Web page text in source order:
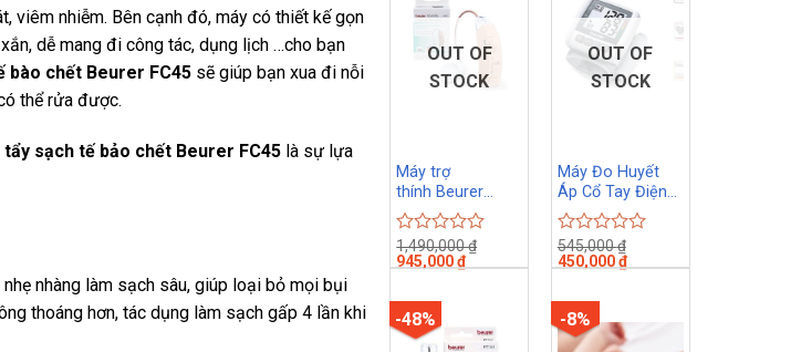
viêm nhiễm. Bên cạnh đó, máy có thiết kế gọn
dễ mang đi công tác, dụng lịch …cho bạn
bào chết Beurer FC45sẽ giúp bạn xua đi nỗi
thể rửa được.
sạch tế bảo chết Beurer FC45là sự lựa
nhàng làm sạch sâu, giúp loại bỏ mọi bụi
thoáng hơn, tác dụng làm sạch gấp 4 lần khi
OUT OF
STOCK
Máy trợ
thính Beurer
HA50
Rated
0
of
5
1,490,000₫
945,000₫
OUT OF
STOCK
Máy Đo Huyết
Áp Cổ Tay Điện
Tử BEURER BC30
Rated
0
of
5
545,000₫
450,000₫
-48% -8%